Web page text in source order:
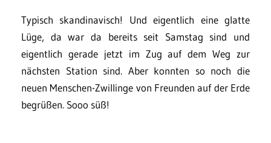
Typisch skandinavisch! Und eigentlich eine glatte
Lüge, da war da bereits seit Samstag sind und
eigentlich gerade jetzt im Zug auf dem Weg zur
nächsten Station sind. Aber konnten so noch die
neuen Menschen-Zwillinge von Freunden auf der Erde
begrüßen. Sooo süß!